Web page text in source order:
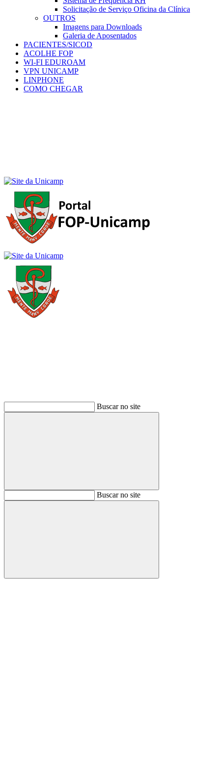
Solicitação de Serviço Oficina da Clínica
OUTROS
Imagens para Downloads
Galeria de Aposentados
PACIENTES/SICOD
ACOLHE FOP
WI-FI EDUROAM
VPN UNICAMP
LINPHONE
COMO CHEGAR
Buscar no site
BuscarBuscar no site
Buscar